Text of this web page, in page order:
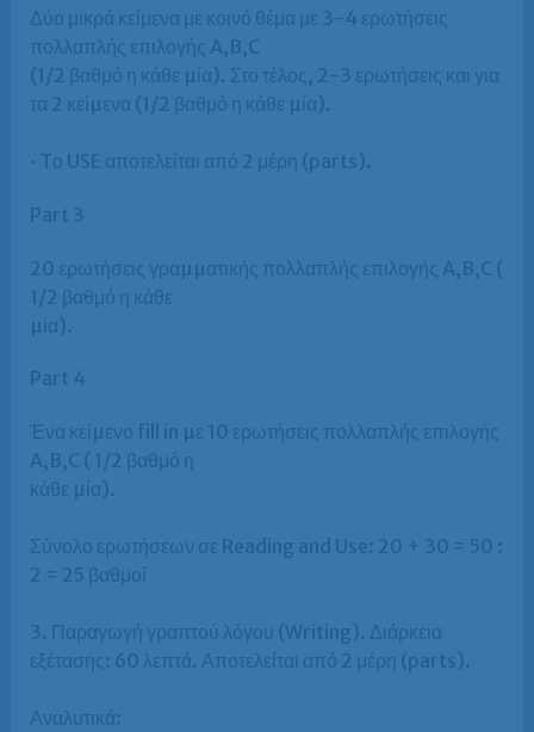
Δύο μικρά κείμενα με κοινό θέμα με 3-4 ερωτήσεις
πολλαπλής επιλογής A,B,C
(1/2 βαθμό η κάθε µία). Στο τέλος, 2-3 ερωτήσεις και για
τα 2 κείµενα (1/2 βαθμό η κάθε µία).
· Tο USE αποτελείται από 2 μέρη (parts).
Part 3
20 ερωτήσεις γραµµατικής πολλαπλής επιλογής A,B,C (
1/2 βαθμό η κάθε
µία).
Part 4
Ένα κείµενο fill in µε 10 ερωτήσεις πολλαπλής επιλογής
A,B,C ( 1/2 βαθμό η
κάθε µία).
Σύνολο ερωτήσεων σε Reading and Use: 20 + 30 = 50 :
2 = 25 βαθμοί
3. Παραγωγή γραπτού λόγου (Writing). Διάρκεια
εξέτασης: 60 λεπτά. Αποτελείται από 2 μέρη (parts).
Αναλυτικά: